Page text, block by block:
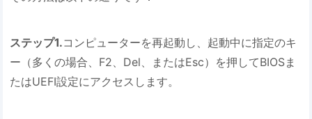
ステップ1.コンピューターを再起動し、起動中に指定のキ
ー（多くの場合、F2、Del、またはEsc）を押してBIOSま
たはUEFI設定にアクセスします。